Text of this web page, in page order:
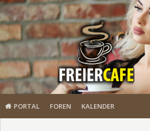
PORTAL FOREN KALENDER